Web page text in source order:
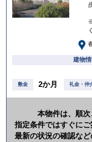
建物
敷金 2か月 礼金・仲
本物件は、順次
指定条件ではすぐにご
最新の状況の確認な